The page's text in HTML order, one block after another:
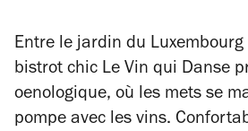
Entre le jardin du
bistrot chic Le Vin qui Danse
oenologique, où les mets se
pompe avec les vins.